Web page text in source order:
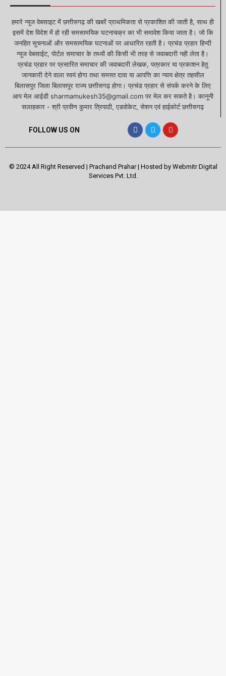
हमारे न्यूज वेबसाइट में छत्तीसगढ़ की खबरें प्राथमिकता से प्रकाशित की जाती है, साथ ही
इसमें देश विदेश में हो रही समसामयिक घटनाचक्र का भी समावेश किया जाता है। जो कि
जनहित सूचनाओं और समसामयिक घटनाओं पर आधारित रहती है। प्रचंड प्रहार हिन्दी
न्यूज वेबसाईट, पोर्टल समाचार के तथ्यों की किसी भी तरह से जवाबदारी नही लेता है।
प्रचंड प्रहार पर प्रसारित समाचार की जवाबदारी लेखक, पत्रकार या प्रकाशन हेतु
जानकारी देने वाला स्वयं होगा तथा समस्त दावा या आपत्ति का न्याय क्षेत्र तहसील
बिलासपुर जिला बिलासपुर राज्य छत्तीसगढ़ होगा। प्रचंड प्रहार से संपर्क करने के लिए
आप मेल आईडी sharmamukesh35@gmail.com पर मेल कर सकते है। कानूनी
सलाहकार - श्री प्रवीण कुमार त्रिपाठी, एडवोकेट, सेशन एवं हाईकोर्ट छत्तीसगढ़
FOLLOW US ON
© 2024 All Right Reserved | Prachand Prahar | Hosted by Webmitr Digital
Services Pvt. Ltd.